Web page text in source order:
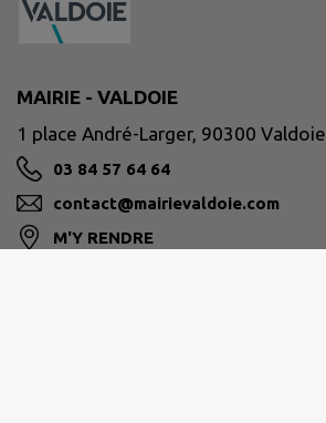
MAIRIE - VALDOIE
1 place André-Larger, 90300 Valdoie
03 84 57 64 64
contact@mairievaldoie.com
M'Y RENDRE